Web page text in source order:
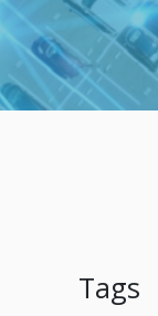
Tags